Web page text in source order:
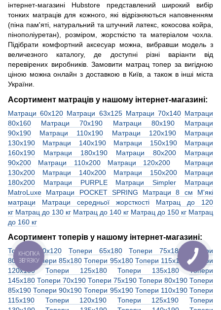
інтернет-магазині Hubstore представлений широкий вибір
тонких матраців для кожного, які відрізняються наповненням
(піна пам'яті, натуральний та штучний латекс, кокосова койра,
пінополіуретан), розміром, жорсткістю та матеріалом чохла.
Підібрати комфортний аксесуар можна, вибравши модель з
величезного каталогу, де доступні різні варіанти від
перевірених виробників. Замовити матрац топер за вигідною
ціною можна онлайн з доставкою в Київ, а також в інші міста
України.
Асортимент матраців у нашому інтернет-магазині:
Матраци 60х120 Матраци 63х125 Матраци 70х140 Матраци
80х160
Матраци 70х190 Матраци 80х190
Матраци
90х190
Матраци 110х190 Матраци 120х190
Матраци
130х190
Матраци 140х190 Матраци 150х190
Матраци
160х190
Матраци 180х190 Матраци 80х200
Матраци
90х200
Матраци 110х200 Матраци 120х200
Матраци
130х200
Матраци 140х200 Матраци 150х200
Матраци
180х200
Матраци PURPLE Матраци Simpler
Матраци
MatroLuxe
Матраци POCKET SPRING Матраци 8 см
М'які
матраци
Матраци середньої жорсткості
Матрац до 120
кг Матрац до 130 кг Матрац до 140 кг Матрац до 150 кг Матрац
до 160 кг
Асортимент топерів у нашому інтернет-магазині:
Топери 60х120 Топери 65х180 Топери 75х180
Топери
80х180 Топери 85х180 Топери 95х180 Топери 115х180 Топери
120х180
Топери 125х180 Топери 135х180
Топери
145х180 Топери 70х190 Топери 75х190 Топери 80х190 Топери
85х190 Топери 90х190 Топери 95х190 Топери 110х190 Топери
115х190
Топери 120х190 Топери 125х190
Топери
КНОПКА
ЗВ'ЯЗКУ